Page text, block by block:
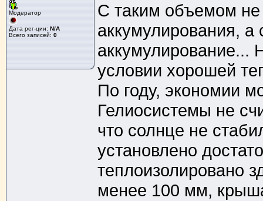
Модератор
Дата рег-ции: N/A
Всего записей: 0
С таким объемом не
аккумулирования, а
аккумулирование...
условии хорошей
По году, экономии
Гелиосистемы не
что солнце не
установлено
теплоизолировано
менее 100 мм,